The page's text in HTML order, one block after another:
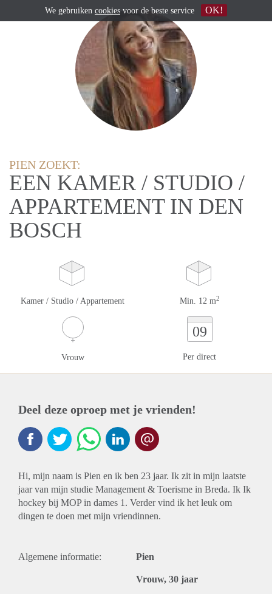
PIEN ZOEKT:
EEN KAMER / STUDIO /
APPARTEMENT IN DEN
BOSCH
Kamer / Studio / Appartement Min. 12 m2
Vrouw
09
Per direct
Deel deze oproep met je vrienden!
Hi, mijn naam is Pien en ik ben 23 jaar. Ik zit in mijn laatste
jaar van mijn studie Management & Toerisme in Breda. Ik Ik
hockey bij MOP in dames 1. Verder vind ik het leuk om
dingen te doen met mijn vriendinnen.
Algemene informatie: Pien
Vrouw, 30 jaar
We gebruiken cookies voor de beste service OK!